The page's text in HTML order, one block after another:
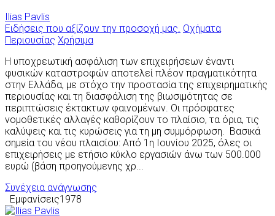
Ilias Pavlis
Ειδήσεις που αξίζουν την προσοχή μας. Οχήματα
Περιουσίας Χρήσιμα
Η υποχρεωτική ασφάλιση των επιχειρήσεων έναντι
φυσικών καταστροφών αποτελεί πλέον πραγματικότητα
στην Ελλάδα, με στόχο την προστασία της επιχειρηματικής
περιουσίας και τη διασφάλιση της βιωσιμότητας σε
περιπτώσεις έκτακτων φαινομένων. Οι πρόσφατες
νομοθετικές αλλαγές καθορίζουν το πλαίσιο, τα όρια, τις
καλύψεις και τις κυρώσεις για τη μη συμμόρφωση. Βασικά
σημεία του νέου πλαισίου: Από 1η Ιουνίου 2025, όλες οι
επιχειρήσεις με ετήσιο κύκλο εργασιών άνω των 500.000
ευρώ (βάση προηγούμενης χρ...
Συνέχεια ανάγνωσης
Εμφανίσεις1978